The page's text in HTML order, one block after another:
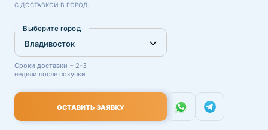
С ДОСТАВКОЙ В ГОРОД:
Выберите город
Сроки доставки ~ 2-3
недели после покупки
ОСТАВИТЬ ЗАЯВКУ